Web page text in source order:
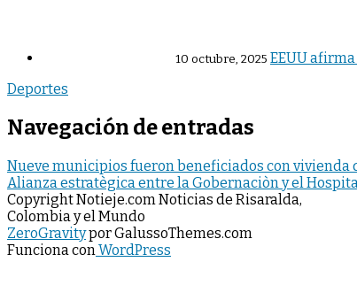
10 octubre, 2025 EEUU
Deportes
Navegación de entradas
Nueve municipios fueron beneficiados con vivienda
Alianza estratègica entre la Gobernaciòn y el
Copyright Notieje.com Noticias de Risaralda,
Colombia y el Mundo
ZeroGravitypor GalussoThemes.com
Funciona conWordPress